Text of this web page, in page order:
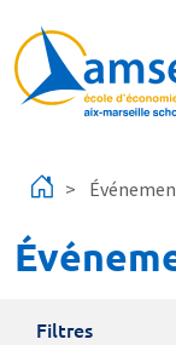
Filtres